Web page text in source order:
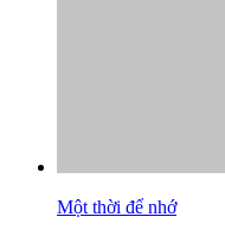
Một thời để nhớ